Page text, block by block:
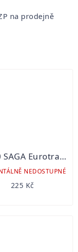
na prodejně
12/70 SAGA Eurotrap 24g
NEDOSTUPNÉ
225 Kč